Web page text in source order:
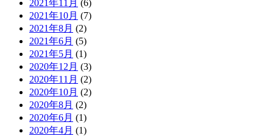
2021年11月 (6)
2021年10月 (7)
2021年8月 (2)
2021年6月 (5)
2021年5月 (1)
2020年12月 (3)
2020年11月 (2)
2020年10月 (2)
2020年8月 (2)
2020年6月 (1)
2020年4月 (1)